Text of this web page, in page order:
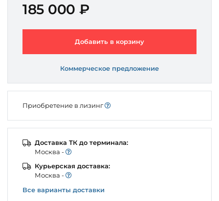
185 000 ₽
Добавить в корзину
Коммерческое предложение
Приобретение в лизинг
Доставка ТК до терминала:
Моcква -
Курьерская доставка:
Моcква -
Все варианты доставки